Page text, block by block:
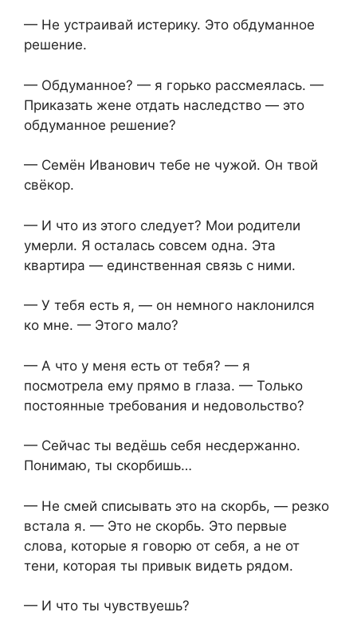
— Не устраивай истерику. Это обдуманное
решение.
— Обдуманное? — я горько рассмеялась. —
Приказать жене отдать наследство — это
обдуманное решение?
— Семён Иванович тебе не чужой. Он твой
свёкор.
— И что из этого следует? Мои родители
умерли. Я осталась совсем одна. Эта
квартира — единственная связь с ними.
— У тебя есть я, — он немного наклонился
ко мне. — Этого мало?
— А что у меня есть от тебя? — я
посмотрела ему прямо в глаза. — Только
постоянные требования и недовольство?
— Сейчас ты ведёшь себя несдержанно.
Понимаю, ты скорбишь…
— Не смей списывать это на скорбь, — резко
встала я. — Это не скорбь. Это первые
слова, которые я говорю от себя, а не от
тени, которая ты привык видеть рядом.
— И что ты чувствуешь?